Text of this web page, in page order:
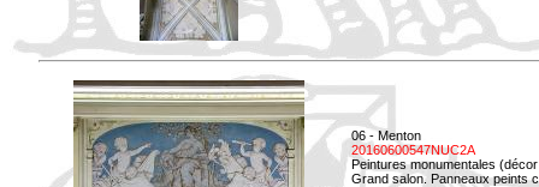
06 - Menton
20160600547NUC2A
Peintures monumentales
Grand salon. Panneaux peints